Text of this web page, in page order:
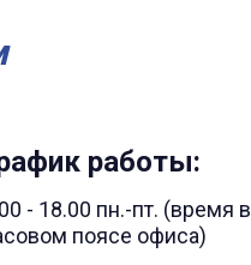
работы:
- 18.00 пн.-пт. (время в
поясе офиса)